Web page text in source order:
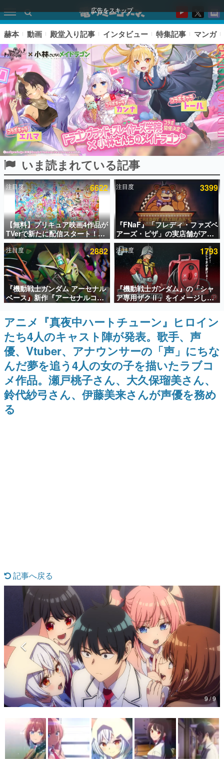
広告をスキップ
ピックアップ
電ファミのいま読まれている記事ランキング
アプリセール情報
インタビュー
連載・特集一覧
殿堂入り記事
SNS拡散数が数千以上！ ページビュー数万以上！ などな
ど。多くの人々に読まれた、電ファミ渾身の“殿堂入り”記
事をまとめました。
ゲームの企画書
名作ゲームクリエイターの方々に製作時のエピソードをお
聞きし、ヒットする企画（ゲーム）とは何か？を探ってい
きます。
赫本
この物語を解いてはいけない。『赫本』は、〈試験問題〉
の形をした短編ホラー小説集です。
新世代に訊く
です。
ゲームが変えた日本語
「経験値」「裏技」「ラスボス」… ゲームにまつわる言葉
の起源や用法の変遷を、コンピューター文化史研究家・タ
イニーP氏が徹底調査。
カテゴリ
特集記事
マンガ
女性向け
アプリレビュー
その他
赫本 動画 殿堂入り記事 インタビュー 特集記事 マンガ
いま読まれている記事
注目度 6622
【無料】プリキュア映画4作品が
TVerで新たに配信スタート！な
んと2018年～2024年の映画ほぼ
すべてが見放題に、ぶっちゃけ
ありえないラインナップ
注目度 3399
『FNaF』「フレディ・ファズベ
アーズ・ピザ」の実店舗がアメ
リカの商業施設「American
Dream」に2027年オープン！
ScottGamesとの共同開発、食
事だけでなくステージショーや
没入型のホラー体験も楽しめる
注目度 2882
『機動戦士ガンダム アーセナル
ベース』新作『アーセナルコマ
ンダー』発表！8月28日からオ
ープンベータテスト開催、2027
年2月下旬に稼働予定
注目度 1793
『機動戦士ガンダム』の「シャ
ア専用ザクⅡ」をイメージした
散水ホースリールが予約開始。
ークやジオン公国軍のエンブレ
ム、型式番号などを配置
アニメ『真夜中ハートチューン』ヒロイン
たち4人のキャスト陣が発表。歌手、声
優、Vtuber、アナウンサーの「声」にちな
んだ夢を追う4人の女の子を描いたラブコ
メ作品。瀬戸桃子さん、大久保瑠美さん、
鈴代紗弓さん、伊藤美来さんが声優を務め
る
記事へ戻る
9 / 9